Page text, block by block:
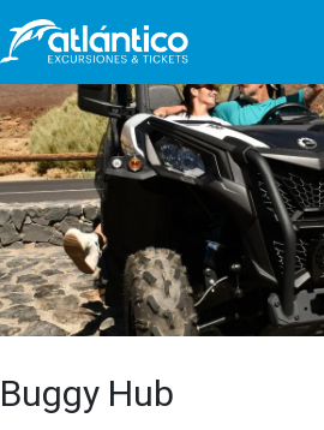
Buggy Hub